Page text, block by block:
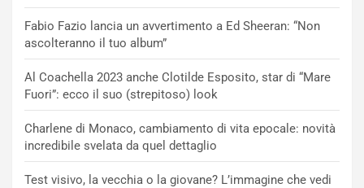
Fabio Fazio lancia un avvertimento a Ed Sheeran: “Non
ascolteranno il tuo album”
Al Coachella 2023 anche Clotilde Esposito, star di “Mare
Fuori”: ecco il suo (strepitoso) look
Charlene di Monaco, cambiamento di vita epocale: novità
incredibile svelata da quel dettaglio
Test visivo, la vecchia o la giovane? L’immagine che vedi